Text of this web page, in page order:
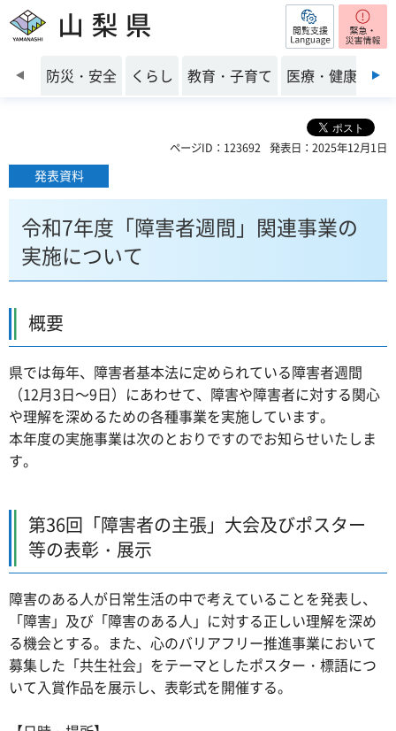
山梨県 閲覧支援
前のスライドを表示
防災・安全 くらし 教育・子育て 医療・健康・福
ページID：123692 発表日：2025年12月1日
発表資料
令和7年度「障害者週間」関連事業の
実施について
概要
県では毎年、障害者基本法に定められている障害者週間
（12月3日～9日）にあわせて、障害や障害者に対する関心
や理解を深めるための各種事業を実施しています。
本年度の実施事業は次のとおりですのでお知らせいたしま
す。
第36回「障害者の主張」大会及びポスター
等の表彰・展示
障害のある人が日常生活の中で考えていることを発表し、
「障害」及び「障害のある人」に対する正しい理解を深め
る機会とする。また、心のバリアフリー推進事業において
募集した「共生社会」をテーマとしたポスター・標語につ
いて入賞作品を展示し、表彰式を開催する。